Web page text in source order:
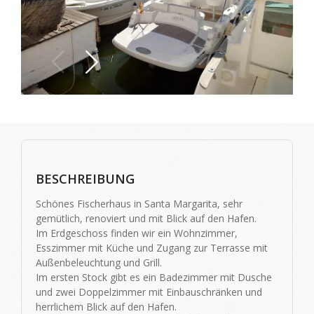
BESCHREIBUNG
Schönes Fischerhaus in Santa Margarita, sehr
gemütlich, renoviert und mit Blick auf den Hafen.
Im Erdgeschoss finden wir ein Wohnzimmer,
Esszimmer mit Küche und Zugang zur Terrasse mit
Außenbeleuchtung und Grill.
Im ersten Stock gibt es ein Badezimmer mit Dusche
und zwei Doppelzimmer mit Einbauschränken und
herrlichem Blick auf den Hafen.